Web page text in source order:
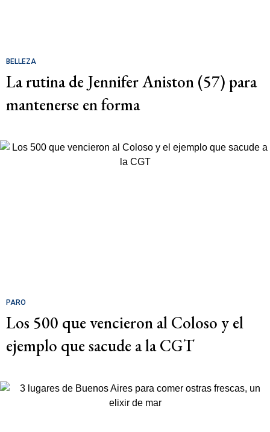
BELLEZA
La rutina de Jennifer Aniston (57) para
mantenerse en forma
PARO
Los 500 que vencieron al Coloso y el
ejemplo que sacude a la CGT